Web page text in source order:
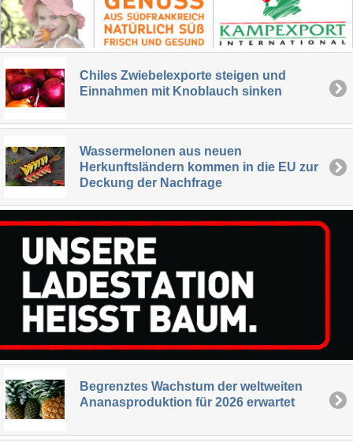
Chiles Zwiebelexporte steigen und
Einnahmen mit Knoblauch sinken
Wassermelonen aus neuen
Herkunftsländern kommen in die EU zur
Deckung der Nachfrage
Begrenztes Wachstum der weltweiten
Ananasproduktion für 2026 erwartet